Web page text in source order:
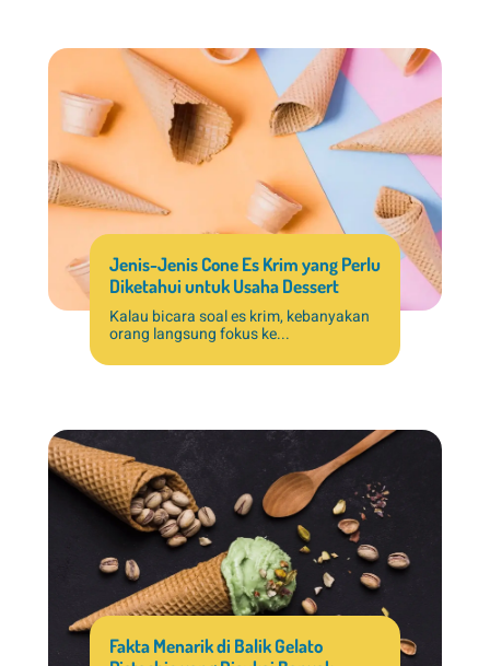
Jenis-Jenis Cone Es Krim yang Perlu
Diketahui untuk Usaha Dessert
Kalau bicara soal es krim, kebanyakan
orang langsung fokus ke...
Fakta Menarik di Balik Gelato